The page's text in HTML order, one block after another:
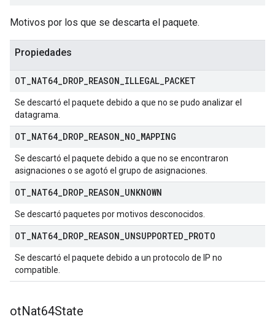
Motivos por los que se descarta el paquete.
Propiedades
OT NAT64 DROP REASON ILLEGAL PACKET
Se descartó el paquete debido a que no se pudo analizar el
datagrama.
OT NAT64 DROP REASON NO MAPPING
Se descartó el paquete debido a que no se encontraron
asignaciones o se agotó el grupo de asignaciones.
OT NAT64 DROP REASON UNKNOWN
Se descartó paquetes por motivos desconocidos.
OT NAT64 DROP REASON UNSUPPORTED PROTO
Se descartó el paquete debido a un protocolo de IP no
compatible.
otNat64State